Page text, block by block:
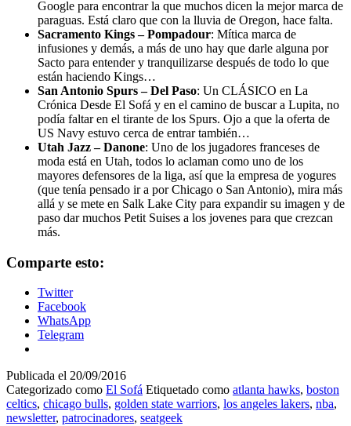
Google para encontrar la que muchos dicen la mejor marca de
paraguas. Está claro que con la lluvia de Oregon, hace falta.
Sacramento Kings – Pompadour: Mítica marca de
infusiones y demás, a más de uno hay que darle alguna por
Sacto para entender y tranquilizarse después de todo lo que
están haciendo Kings…
San Antonio Spurs – Del Paso: Un CLÁSICO en La
Crónica Desde El Sofá y en el camino de buscar a Lupita, no
podía faltar en el tirante de los Spurs. Ojo a que la oferta de
US Navy estuvo cerca de entrar también…
Utah Jazz – Danone: Uno de los jugadores franceses de
moda está en Utah, todos lo aclaman como uno de los
mayores defensores de la liga, así que la empresa de yogures
(que tenía pensado ir a por Chicago o San Antonio), mira más
allá y se mete en Salk Lake City para expandir su imagen y de
paso dar muchos Petit Suises a los jovenes para que crezcan
más.
Comparte esto:
Twitter
Facebook
WhatsApp
Telegram
Publicada el 20/09/2016
Categorizado como El Sofá Etiquetado como atlanta hawks, boston
celtics, chicago bulls, golden state warriors, los angeles lakers, nba,
newsletter, patrocinadores, seatgeek